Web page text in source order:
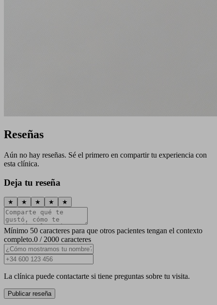
Reseñas
Aún no hay reseñas. Sé el primero en compartir tu experiencia con
esta clínica.
Deja tu reseña
★ ★ ★ ★ ★
Mínimo 50 caracteres para que otros pacientes tengan el contexto
completo.0 / 2000 caracteres
La clínica puede contactarte si tiene preguntas sobre tu visita.
Publicar reseña